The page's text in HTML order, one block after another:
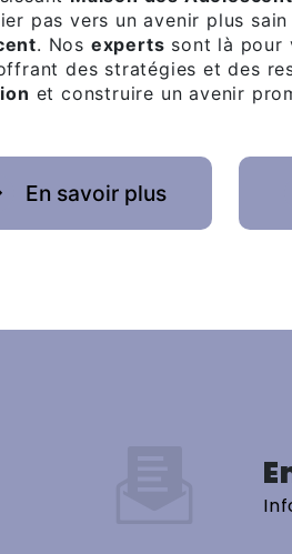
pas vers un avenir plus
. Nos experts sont là pour
des stratégies et des
et construire un avenir
En savoir plus